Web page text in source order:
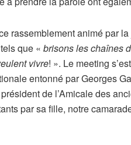
rassemblement animé par
que « brisons les chaînes
vivre! ». Le meeting
entonné par Georges
président de l’Amicale des
par sa fille, notre